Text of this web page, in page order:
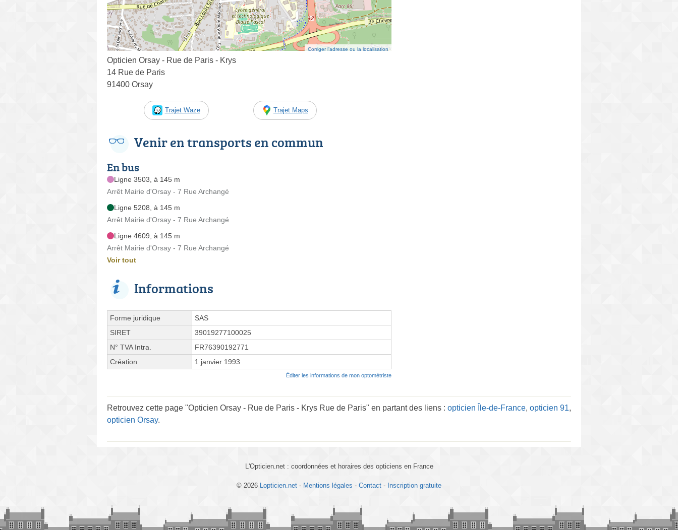
Corriger l’adresse ou la localisation
Opticien Orsay - Rue de Paris - Krys
14 Rue de Paris
91400 Orsay
Trajet Waze Trajet Maps
Venir en transports en commun
En bus
Ligne 3503, à 145 m
Arrêt Mairie d'Orsay - 7 Rue Archangé
Ligne 5208, à 145 m
Arrêt Mairie d'Orsay - 7 Rue Archangé
Ligne 4609, à 145 m
Arrêt Mairie d'Orsay - 7 Rue Archangé
Voir tout
Informations
Forme juridique
SAS
SIRET
39019277100025
N° TVA Intra.
FR76390192771
Création
1 janvier 1993
Éditer les informations de mon optométriste
Retrouvez cette page "Opticien Orsay - Rue de Paris - Krys Rue de Paris" en partant des liens : opticien Île-de-France, opticien 91,
opticien Orsay.
L'Opticien.net : coordonnées et horaires des opticiens en France
© 2026 Lopticien.net - Mentions légales - Contact - Inscription gratuite